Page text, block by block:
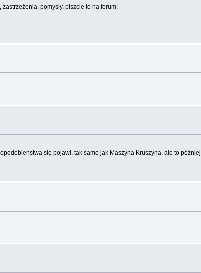
pomysły, piszcie to na forum:
się pojawi, tak samo jak Maszyna Kruszyna, ale to później